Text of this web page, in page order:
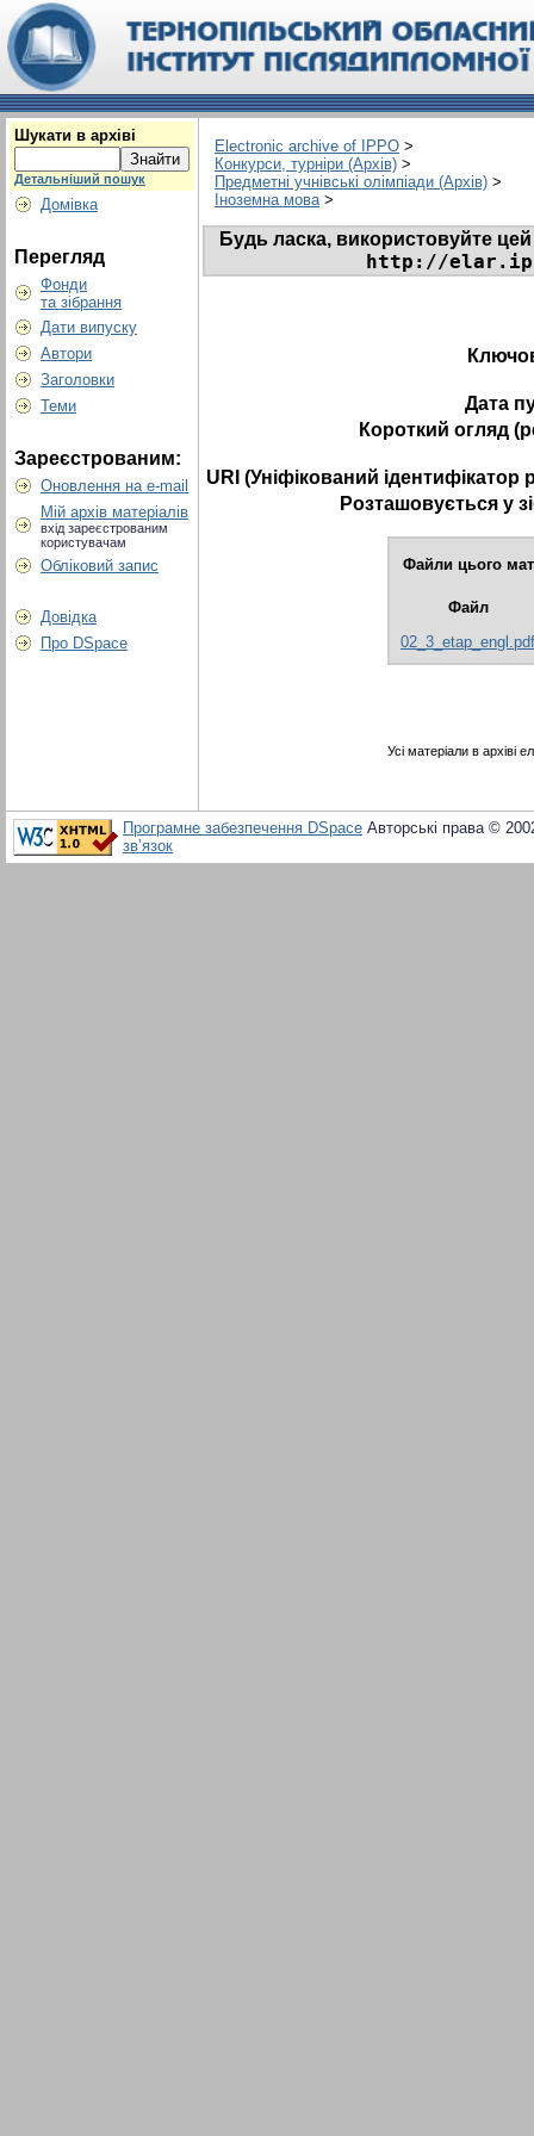
Шукати в архіві
Детальніший пошук
Домівка
Перегляд
Фонди
та зібрання
Дати випуску
Автори
Заголовки
Теми
Зареєстрованим:
Оновлення на e-mail
Мій архів матеріалів
вхід зареєстрованим
користувачам
Обліковий запис
Довідка
Про DSpace
Electronic archive of IPPO >
Конкурси, турніри (Архів) >
Предметні учнівські олімпіади (Архів) >
Іноземна мова>
Будь ласка, використовуйте
http://
Дата
Короткий огляд
URI (Уніфікований ідентифікатор
Розташовується у
Файли цього
Файл
02_3_etap_engl.pdf
Усі матеріали в архіві
Програмне забезпечення DSpace Авторські права ©
зв’язок